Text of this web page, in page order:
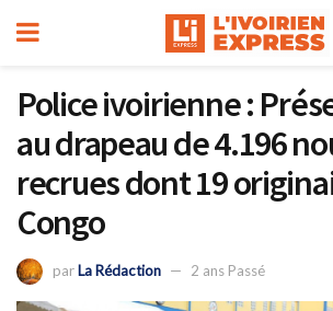
Police ivoirienne :
au drapeau de 4.196
recrues dont 19
Congo
parLa Rédaction 2 ans Passé